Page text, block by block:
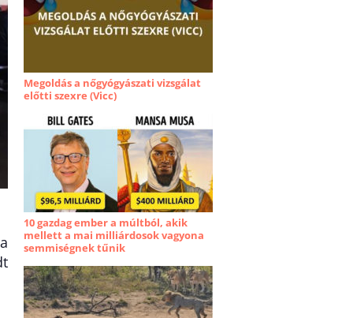
Megoldás a nőgyógyászati vizsgálat
előtti szexre (Vicc)
10 gazdag ember a múltból, akik
mellett a mai milliárdosok vagyona
semmiségnek tűnik